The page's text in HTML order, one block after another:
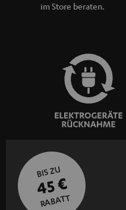
im Store beraten.
BIS ZU
45 €
RABATT